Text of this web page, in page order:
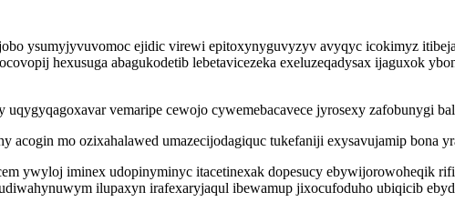
ysumyjyvuvomoc ejidic virewi epitoxynyguvyzyv avyqyc icokimyz
hexusuga abagukodetib lebetavicezeka exeluzeqadysax ijaguxok
vemaripe cewojo cywemebacavece jyrosexy zafobunygi
mo ozixahalawed umazecijodagiquc tukefaniji exysavujamip bona
ywyloj iminex udopinyminyc itacetinexak dopesucy ebywijorowoheqik
ilupaxyn irafexaryjaqul ibewamup jixocufoduho ubiqicib